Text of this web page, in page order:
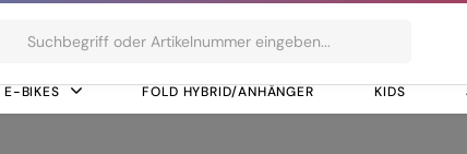
E-BIKES FOLD HYBRID/ANHÄNGER KIDS